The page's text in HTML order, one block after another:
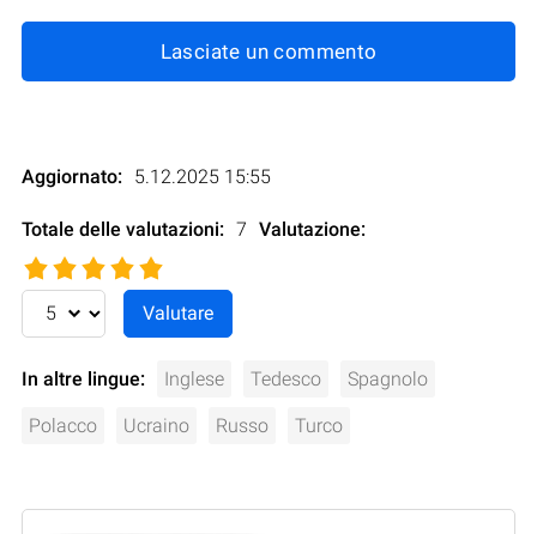
Lasciate un commento
Aggiornato: 5.12.2025 15:55
Totale delle valutazioni: 7 Valutazione:
In altre lingue: Inglese Tedesco Spagnolo
Polacco Ucraino Russo Turco